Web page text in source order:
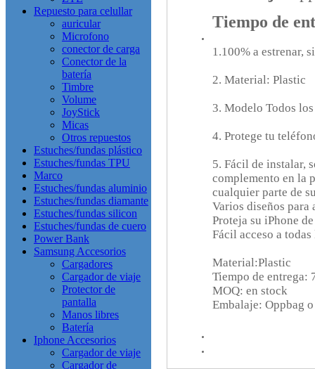
Repuesto para celullar
auricular
Microfono
conector de carga
Conector de la
batería
Timbre
Volume
JoyStick
Micas
Otros repuestos
Estuches/fundas plástico
Estuches/fundas TPU
Marco
Estuches/fundas aluminio
Estuches/fundas diamante
Estuches/fundas silicon
Estuches/fundas de cuero
Power Bank
Samsung Accesorios
Cargadores
Cargador de viaje
Protector de
pantalla
Manos libres
Batería
Iphone Accesorios
Cargador de viaje
Cargador de
Tiempo de
1.100% a estrenar,
2. Material: Plastic
3. Modelo Todos
4. Protege tu
5. Fácil de instalar,
complemento en la
cualquier parte de
Varios diseños para
Proteja su iPhone
Fácil acceso a
Material:Plastic
Tiempo de entrega:
MOQ: en stock
Embalaje: Oppbag